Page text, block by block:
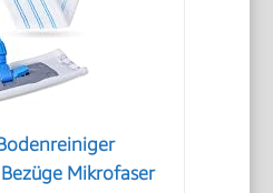
Mikrofaser